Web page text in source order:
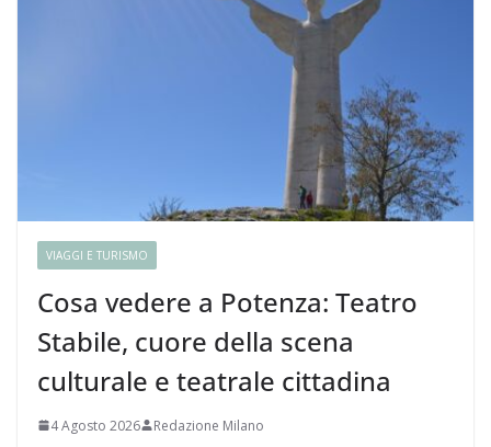
VIAGGI E TURISMO
Cosa vedere a Potenza: Teatro
Stabile, cuore della scena
culturale e teatrale cittadina
4 Agosto 2026 Redazione Milano